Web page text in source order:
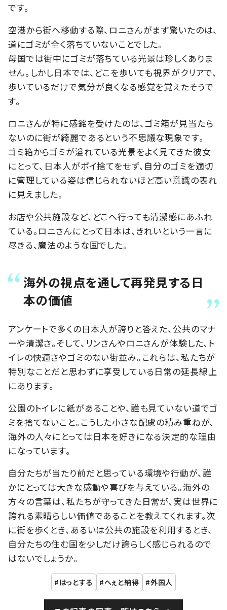
です。
空港から街へ移動する際、ロニさんがまず驚いたのは、
道にゴミが全く落ちていないことでした。
母国では街中にゴミが落ちている光景は珍しくありま
せん。しかし日本では、どこを歩いても視界がクリアで、
歩いているだけで気分が良くなる感覚を覚えたそうで
す。
ロニさんが特に感銘を受けたのは、ゴミ箱が見当たら
ないのに街が綺麗であるという不思議な現象です。
ゴミ箱からゴミが溢れている光景をよく見てきた彼女
にとって、日本人がポイ捨てをせず、自分のゴミを適切
に管理している姿は信じられないほど高い意識の表れ
に見えました。
お店や公共施設など、どこへ行っても清潔感にあふれ
ている。ロニさんにとって日本は、きれいという一言に
尽きる、魔法のような国でした。
海外の視点を通して再発見する日
本の価値
アンケートで多くの日本人が誇りと答えた、公共のマナ
ーや清潔さ。そして、リンさんやロニさんが体験した、ト
イレの快適さやゴミのない街並み。これらは、私たちが
特別なことだと思わずに享受している日常の延長線上
にあります。
公園のトイレに紙があることや、誰も見ていない道でゴ
ミを捨てないこと。こうした小さな配慮の積み重ねが、
海外の人々にとっては日本を好きになる決定的な理由
になっています。
自分たちが当たり前だと思っている環境や行動が、誰
かにとっては大きな感動や喜びを与えている。海外の
方々の言葉は、私たちが守ってきた日常が、実は世界に
誇れる素晴らしい価値であることを教えてくれます。次
に街を歩くとき、あるいは公共の施設を利用するとき、
自分たちの住む国を少しだけ誇らしく感じられるので
はないでしょうか。
はっとする へぇと納得 外国人